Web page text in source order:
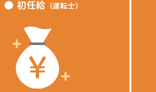
初任給 （運転士）